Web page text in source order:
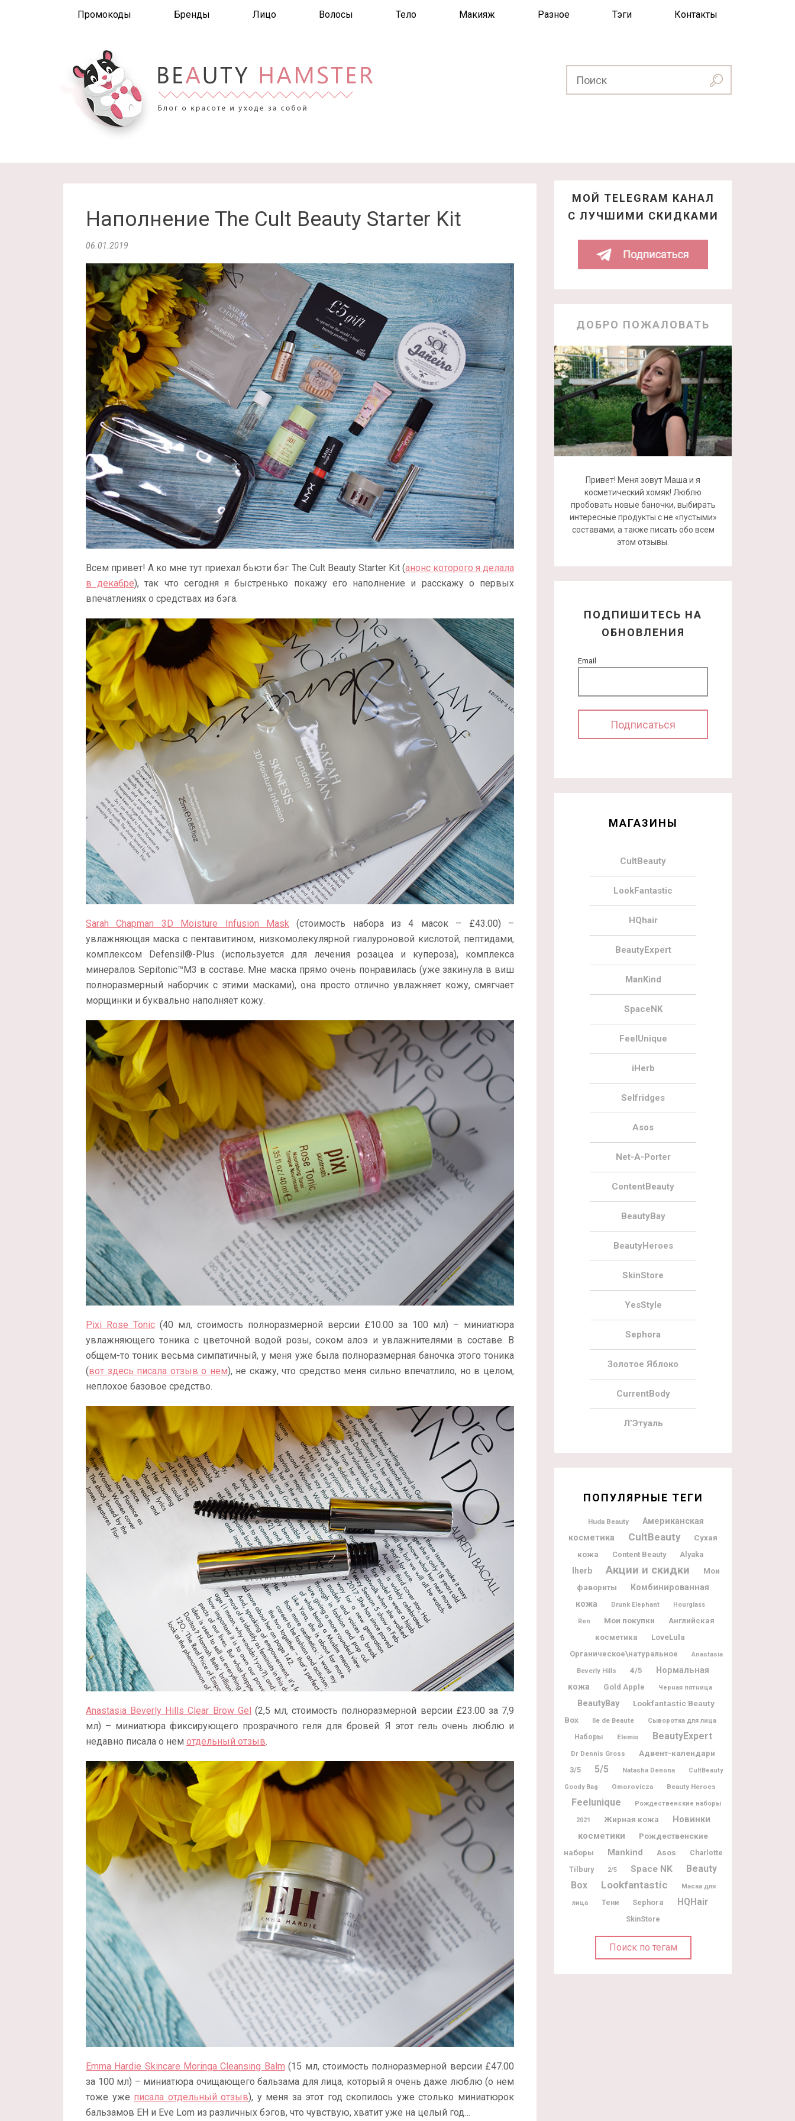
Промокоды Бренды Лицо Волосы Тело Макияж Разное Тэги Контакты
Наполнение The Cult Beauty Starter Kit
06.01.2019
Всем привет! А ко мне тут приехал бьюти бэг The Cult Beauty Starter Kit (анонс которого я делала
в декабре), так что сегодня я быстренько покажу его наполнение и расскажу о первых
впечатлениях о средствах из бэга.
Sarah Chapman 3D Moisture Infusion Mask (стоимость набора из 4 масок – £43.00) –
увлажняющая маска с пентавитином, низкомолекулярной гиалуроновой кислотой, пептидами,
комплексом Defensil®-Plus (используется для лечения розацеа и купероза), комплекса
минералов Sepitonic™M3 в составе. Мне маска прямо очень понравилась (уже закинула в виш
полноразмерный наборчик с этими масками), она просто отлично увлажняет кожу, смягчает
морщинки и буквально наполняет кожу.
Pixi Rose Tonic (40 мл, стоимость полноразмерной версии £10.00 за 100 мл) – миниатюра
увлажняющего тоника с цветочной водой розы, соком алоэ и увлажнителями в составе. В
общем-то тоник весьма симпатичный, у меня уже была полноразмерная баночка этого тоника
(вот здесь писала отзыв о нем), не скажу, что средство меня сильно впечатлило, но в целом,
неплохое базовое средство.
Anastasia Beverly Hills Clear Brow Gel (2,5 мл, стоимость полноразмерной версии £23.00 за 7,9
мл) – миниатюра фиксирующего прозрачного геля для бровей. Я этот гель очень люблю и
недавно писала о нем отдельный отзыв.
Emma Hardie Skincare Moringa Cleansing Balm (15 мл, стоимость полноразмерной версии £47.00
за 100 мл) – миниатюра очищающего бальзама для лица, который я очень даже люблю (о нем
тоже уже писала отдельный отзыв), у меня за этот год скопилось уже столько миниатюрок
бальзамов EH и Eve Lom из различных бэгов, что чувствую, хватит уже на целый год…
МОЙ TELEGRAM КАНАЛ
С ЛУЧШИМИ СКИДКАМИ
ДОБРО ПОЖАЛОВАТЬ
Привет! Меня зовут Маша и я
косметический хомяк! Люблю
пробовать новые баночки, выбирать
интересные продукты с не «пустыми»
составами, а также писать обо всем
этом отзывы.
ПОДПИШИТЕСЬ НА
ОБНОВЛЕНИЯ
Email
МАГАЗИНЫ
CultBeauty
LookFantastic
HQhair
BeautyExpert
ManKind
SpaceNK
FeelUnique
iHerb
Selfridges
Asos
Net-A-Porter
ContentBeauty
BeautyBay
BeautyHeroes
SkinStore
YesStyle
Sephora
Золотое Яблоко
CurrentBody
Л’Этуаль
ПОПУЛЯРНЫЕ ТЕГИ
Huda Beauty
Американская
косметика
CultBeauty
Сухая
кожа
Content Beauty Alyaka
Iherb Акции и скидки
Мои
фавориты
Комбинированная
кожа
Drunk Elephant Hourglass
Ren Мои покупки
Английская
косметика
LoveLula
Органическое\натуральное
Anastasia
Beverly Hills 4/5
Нормальная
кожа
Gold Apple Черная пятница
BeautyBay
Lookfantastic Beauty
Box
Ile de Beaute Сыворотка для лица
Наборы Elemis BeautyExpert
Dr Dennis Gross Адвент-календари
3/5 5/5 Natasha Denona CultBeauty
Goody Bag Omorovicza Beauty Heroes
Feelunique Рождественские наборы
2021 Жирная кожа
Новинки
косметики
Рождественские
наборы
Mankind Asos
Charlotte
Tilbury
2/5 Space NK
Beauty
Box
Lookfantastic Маска для
лица Тени Sephora HQHair
SkinStore
Поиск по тегам